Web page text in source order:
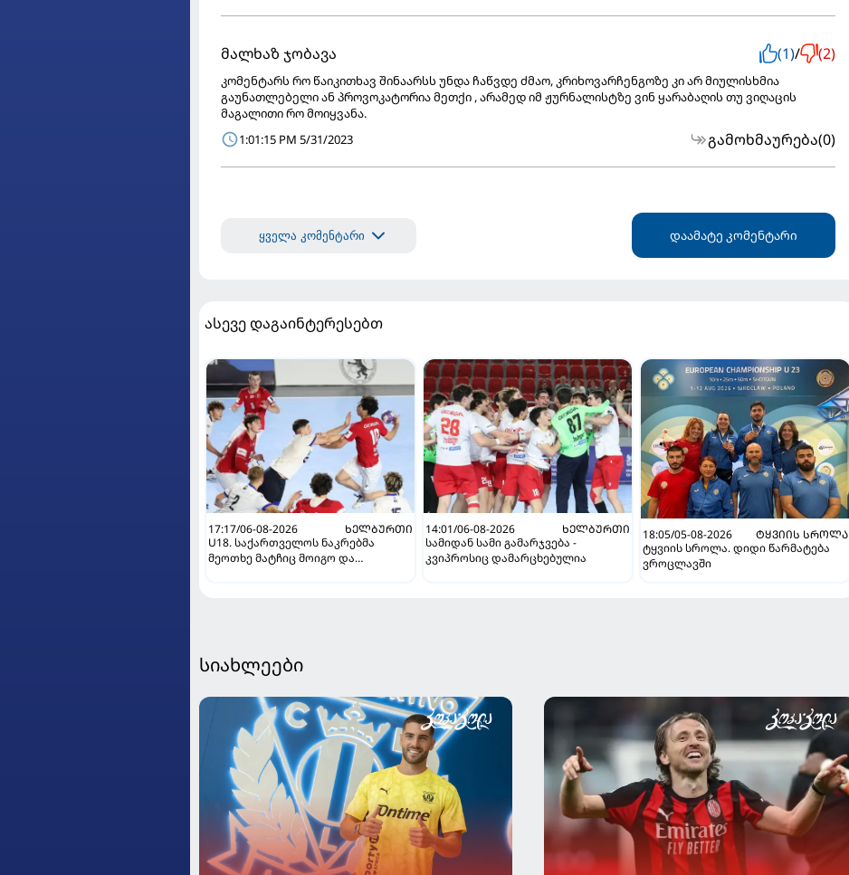
მალხაზ ჯობავა (1)/ (2)
კომენტარს რო წაიკითხავ შინაარსს უნდა ჩაწვდე ძმაო, კრიხოვარჩენგოზე კი არ მიულისხმია
გაუნათლებელი ან პროვოკატორია მეთქი , არამედ იმ ჟურნალისტზე ვინ ყარაბაღის თუ ვიღაცის
მაგალითი რო მოიყვანა.
1:01:15 PM 5/31/2023
გამოხმაურება(0)
ყველა კომენტარი დაამატე კომენტარი
ასევე დაგაინტერესებთ
17:17/06-08-2026
ᲮᲔᲚᲑᲣᲠᲗᲘ
U18. საქართველოს ნაკრებმა
მეოთხე მატჩიც მოიგო და
14:01/06-08-2026
ᲮᲔᲚᲑᲣᲠᲗᲘ
სამიდან სამი გამარჯვება -
კვიპროსიც დამარცხებულია
18:05/05-08-2026
ᲢᲧᲕᲘᲘᲡ ᲡᲠᲝᲚᲐ
ტყვიის სროლა. დიდი წარმატება
ვროცლავში
სიახლეები